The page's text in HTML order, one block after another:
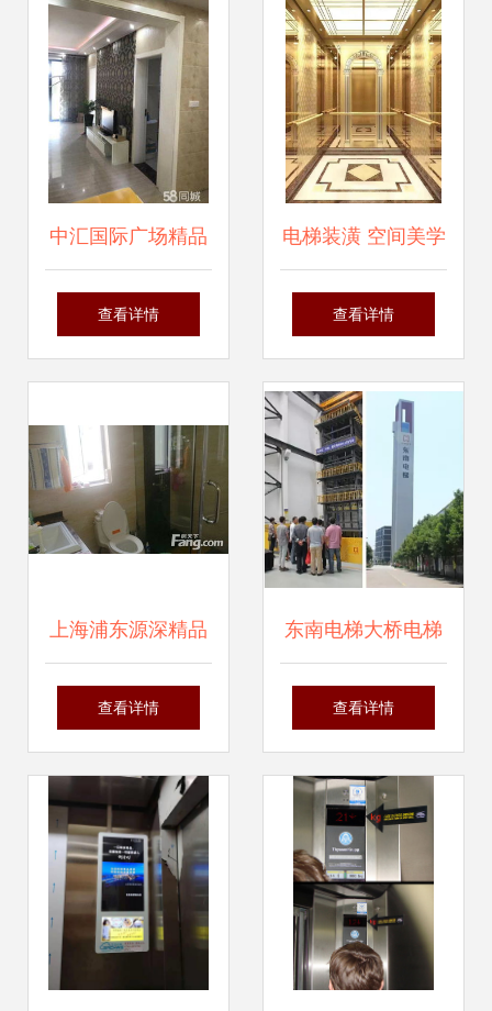
中汇国际广场精品
两室 93平电梯房的
查看详情
电梯装潢 空间美学
的点睛之笔与功能
查看详情
上海浦东源深精品
电梯房 光辉小区二
利，拎包入住
查看详情
东南电梯大桥电梯
研讨会隆重召开，
与发展新篇章
查看详情